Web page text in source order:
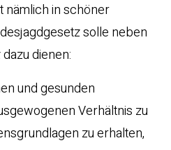
nämlich in schöner
solle neben
dienen:
gesunden
Verhältnis zu
zu erhalten,